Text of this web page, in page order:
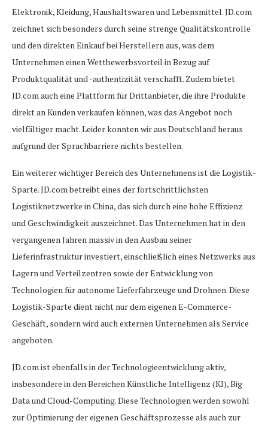
Elektronik, Kleidung, Haushaltswaren und Lebensmittel. JD.com
zeichnet sich besonders durch seine strenge Qualitätskontrolle
und den direkten Einkauf bei Herstellern aus, was dem
Unternehmen einen Wettbewerbsvorteil in Bezug auf
Produktqualität und -authentizität verschafft. Zudem bietet
JD.com auch eine Plattform für Drittanbieter, die ihre Produkte
direkt an Kunden verkaufen können, was das Angebot noch
vielfältiger macht. Leider konnten wir aus Deutschland heraus
aufgrund der Sprachbarriere nichts bestellen.
Ein weiterer wichtiger Bereich des Unternehmens ist die Logistik-
Sparte. JD.com betreibt eines der fortschrittlichsten
Logistiknetzwerke in China, das sich durch eine hohe Effizienz
und Geschwindigkeit auszeichnet. Das Unternehmen hat in den
vergangenen Jahren massiv in den Ausbau seiner
Lieferinfrastruktur investiert, einschließlich eines Netzwerks aus
Lagern und Verteilzentren sowie der Entwicklung von
Technologien für autonome Lieferfahrzeuge und Drohnen. Diese
Logistik-Sparte dient nicht nur dem eigenen E-Commerce-
Geschäft, sondern wird auch externen Unternehmen als Service
angeboten.
JD.com ist ebenfalls in der Technologieentwicklung aktiv,
insbesondere in den Bereichen Künstliche Intelligenz (KI), Big
Data und Cloud-Computing. Diese Technologien werden sowohl
zur Optimierung der eigenen Geschäftsprozesse als auch zur